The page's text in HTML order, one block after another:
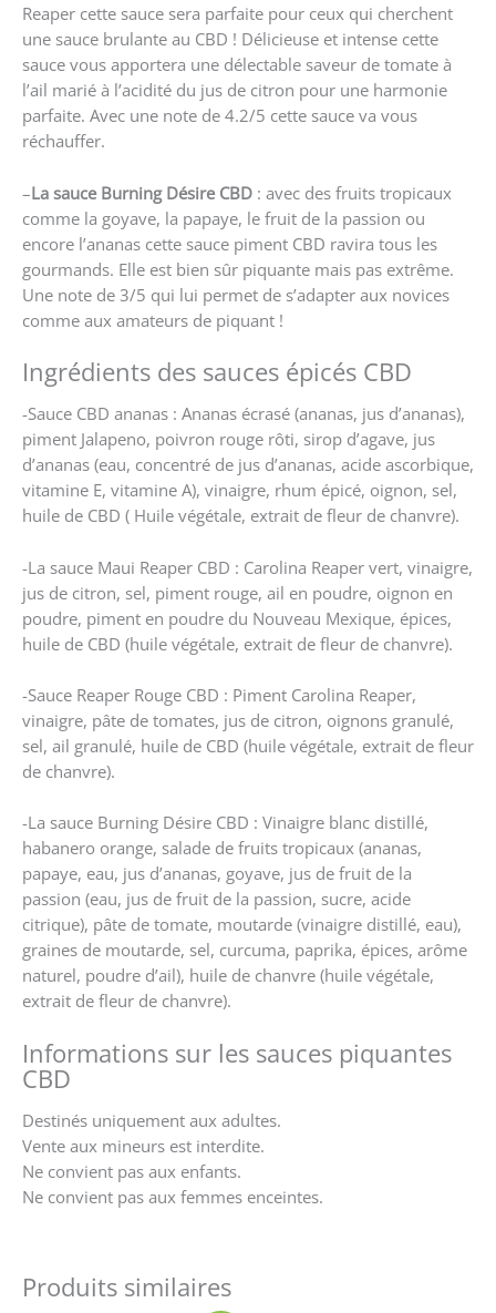
Reaper cette sauce sera parfaite pour ceux qui cherchent
une sauce brulante au CBD ! Délicieuse et intense cette
sauce vous apportera une délectable saveur de tomate à
l’ail marié à l’acidité du jus de citron pour une harmonie
parfaite. Avec une note de 4.2/5 cette sauce va vous
réchauffer.
–La sauce Burning Désire CBD : avec des fruits tropicaux
comme la goyave, la papaye, le fruit de la passion ou
encore l’ananas cette sauce piment CBD ravira tous les
gourmands. Elle est bien sûr piquante mais pas extrême.
Une note de 3/5 qui lui permet de s’adapter aux novices
comme aux amateurs de piquant !
Ingrédients des sauces épicés CBD
-Sauce CBD ananas : Ananas écrasé (ananas, jus d’ananas),
piment Jalapeno, poivron rouge rôti, sirop d’agave, jus
d’ananas (eau, concentré de jus d’ananas, acide ascorbique,
vitamine E, vitamine A), vinaigre, rhum épicé, oignon, sel,
huile de CBD ( Huile végétale, extrait de fleur de chanvre).
-La sauce Maui Reaper CBD : Carolina Reaper vert, vinaigre,
jus de citron, sel, piment rouge, ail en poudre, oignon en
poudre, piment en poudre du Nouveau Mexique, épices,
huile de CBD (huile végétale, extrait de fleur de chanvre).
-Sauce Reaper Rouge CBD : Piment Carolina Reaper,
vinaigre, pâte de tomates, jus de citron, oignons granulé,
sel, ail granulé, huile de CBD (huile végétale, extrait de fleur
de chanvre).
-La sauce Burning Désire CBD : Vinaigre blanc distillé,
habanero orange, salade de fruits tropicaux (ananas,
papaye, eau, jus d’ananas, goyave, jus de fruit de la
passion (eau, jus de fruit de la passion, sucre, acide
citrique), pâte de tomate, moutarde (vinaigre distillé, eau),
graines de moutarde, sel, curcuma, paprika, épices, arôme
naturel, poudre d’ail), huile de chanvre (huile végétale,
extrait de fleur de chanvre).
Informations sur les sauces piquantes
CBD
Destinés uniquement aux adultes.
Vente aux mineurs est interdite.
Ne convient pas aux enfants.
Ne convient pas aux femmes enceintes.
Produits similaires